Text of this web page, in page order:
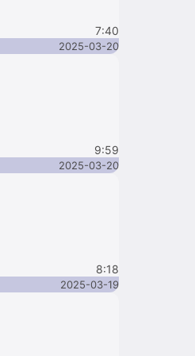
7:40
2025-03-20
9:59
2025-03-20
8:18
2025-03-19